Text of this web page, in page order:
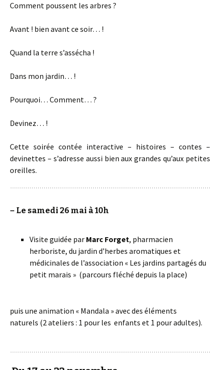
Comment poussent les arbres ?
Avant ! bien avant ce soir… !
Quand la terre s’assécha !
Dans mon jardin… !
Pourquoi… Comment… ?
Devinez… !
Cette soirée contée interactive – histoires – contes –
devinettes – s’adresse aussi bien aux grandes qu’aux petites
oreilles.
– Le samedi 26 mai à 10h
Visite guidée par Marc Forget, pharmacien
herboriste, du jardin d’herbes aromatiques et
médicinales de l’association « Les jardins partagés du
petit marais » (parcours fléché depuis la place)
puis une animation « Mandala » avec des éléments
naturels (2 ateliers : 1 pour les enfants et 1 pour adultes).